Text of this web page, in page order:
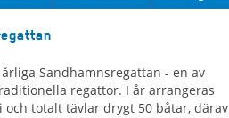
Sandhamnsregattan - en av
regattor. I år arrangeras
och totalt tävlar drygt 50 båtar, därav